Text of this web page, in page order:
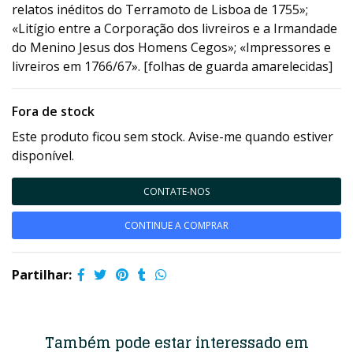
relatos inéditos do Terramoto de Lisboa de 1755»;
«Litígio entre a Corporação dos livreiros e a Irmandade
do Menino Jesus dos Homens Cegos»; «Impressores e
livreiros em 1766/67». [folhas de guarda amarelecidas]
Fora de stock
Este produto ficou sem stock. Avise-me quando estiver
disponível.
CONTATE-NOS
CONTINUE A COMPRAR
Partilhar:
Também pode estar interessado em